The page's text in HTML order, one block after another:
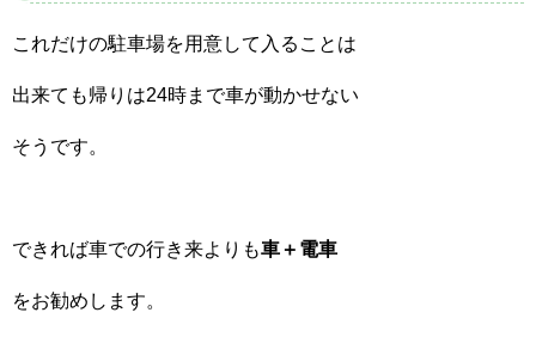
これだけの駐車場を用意して入ることは
出来ても帰りは24時まで車が動かせない
そうです。
できれば車での行き来よりも車＋電車
をお勧めします。